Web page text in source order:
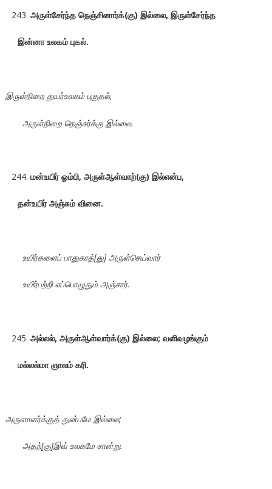
அருள்சேர்ந்த நெஞ்சினார்க்(கு) இல்லை, இருள்சேர்ந்த
இன்னா உலகம் புகல்.
இருள்நிறை துயர்உலகம் புகுதல்,
அருள்நிறை நெஞ்சர்க்கு இல்லை.
மன்உயிர் ஓம்பி, அருள்ஆள்வாற்(கு) இல்என்ப,
தன்உயிர் அஞ்சும் வினை.
உயிர்களைப் பாதுகாத்[து] அருள்செய்வார்
உயிர்பற்றி எப்பொழுதும் அஞ்சார்.
அல்லல், அருள்ஆள்வார்க்(கு) இல்லை; வளிவழங்கும்
மல்லல்மா ஞாலம் கரி.
அருளாளர்க்குத் துன்பமே இல்லை;
அதற்[கு]இவ் உலகமே சான்று.